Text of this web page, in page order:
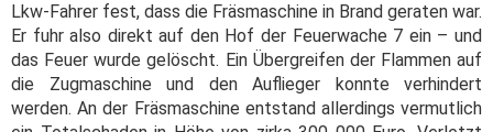
Lkw-Fahrer fest, dass die Fräsmaschine in Brand geraten war.
Er fuhr also direkt auf den Hof der Feuerwache 7 ein – und
das Feuer wurde gelöscht. Ein Übergreifen der Flammen auf
die Zugmaschine und den Auflieger konnte verhindert
werden. An der Fräsmaschine entstand allerdings vermutlich